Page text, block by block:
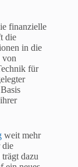
finanzielle
die
in die
von
für
weit mehr
die
dazu